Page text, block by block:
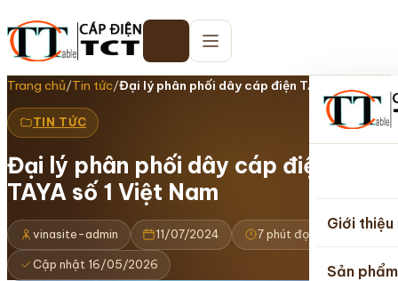
Giới thiệu
Sản phẩm
Trang chủ/Tin tức/Đại lý phân phối dây cáp điện TAYA số…
TIN TỨC
Đại lý phân phối dây cáp điện
TAYA số 1 Việt Nam
vinasite-admin 11/07/2024 7 phút đọc
Cập nhật 16/05/2026